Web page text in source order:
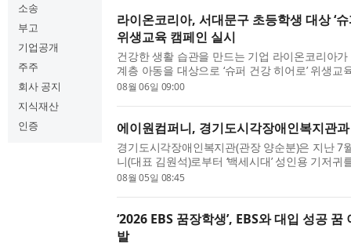
소송
부고
기업공개
주주
회사 공지
지식재산
인증
라이온코리아, 서대문구 초등학생 대상 ‘
위생교육 캠페인 실시
건강한 생활 습관을 만드는 기업 라이온코리아
계층 아동을 대상으로 ‘슈퍼 건강 히어로’ 위생교
고 밝혔다. 여름방학을 맞아 기획한 이번 프로그
08월 06일 09:00
에이원컴퍼니, 경기도시각장애인복지관
경기도시각장애인복지관(관장 양순분)은 지난 7
니(대표 김원석)로부터 ‘백세시대’ 성인용 기저
다. 이번 후원은 에이원컴퍼니와 경기도시각장
08월 05일 08:45
‘2026 EBS 꿈장학생’, EBS와 대입 성공
발